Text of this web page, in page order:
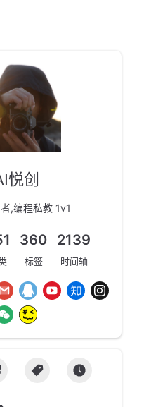
悦创
,编程私教 1v1
360
标签
2139
时间轴